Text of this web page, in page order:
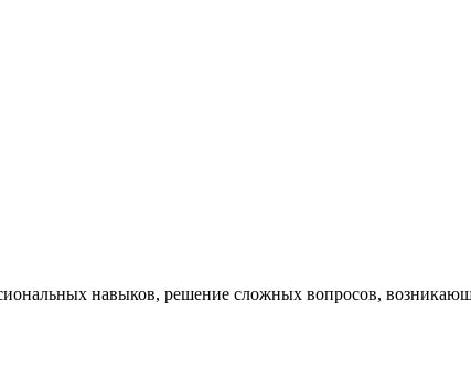
навыков, решение сложных вопросов,